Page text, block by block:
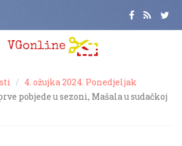
4. ožujka 2024. Ponedjeljak
pobjede u sezoni, Mašala u sudačkoj